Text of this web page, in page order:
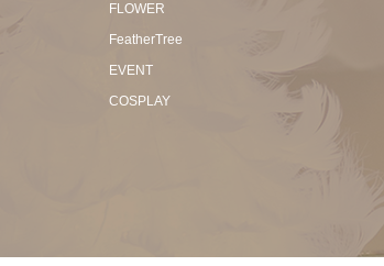
FLOWER
FeatherTree
EVENT
COSPLAY